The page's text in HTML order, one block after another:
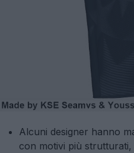
Alcuni designer hanno
con motivi più